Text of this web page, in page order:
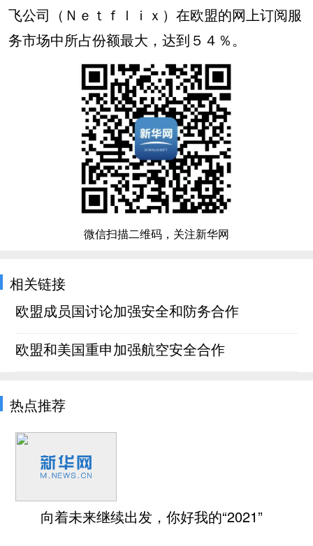
飞公司（Ｎｅｔｆｌｉｘ）在欧盟的网上订阅服
务市场中所占份额最大，达到５４％。
微信扫描二维码，关注新华网
相关链接
欧盟成员国讨论加强安全和防务合作
欧盟和美国重申加强航空安全合作
热点推荐
向着未来继续出发，你好我的“2021”